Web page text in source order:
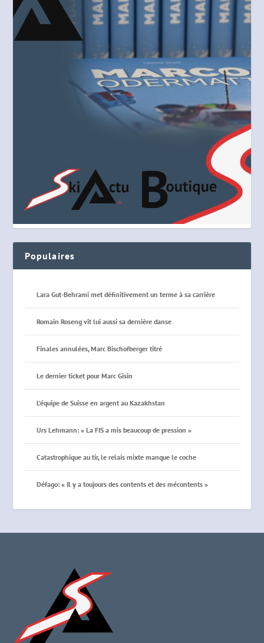
Populaires
Lara Gut-Behrami met définitivement un terme à sa carrière
Romain Roseng vit lui aussi sa dernière danse
Finales annulées, Marc Bischofberger titré
Le dernier ticket pour Marc Gisin
L’équipe de Suisse en argent au Kazakhstan
Urs Lehmann: « La FIS a mis beaucoup de pression »
Catastrophique au tir, le relais mixte manque le coche
Défago: « Il y a toujours des contents et des mécontents »